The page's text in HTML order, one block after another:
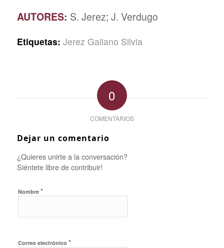
AUTORES: S. Jerez; J. Verdugo
Etiquetas: Jerez Galiano Silvia
0
COMENTARIOS
Dejar un comentario
¿Quieres unirte a la conversación?
Siéntete libre de contribuir!
Nombre *
Correo electrónico *